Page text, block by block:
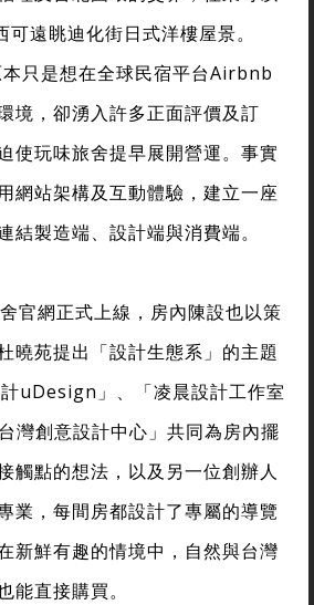
遠眺迪化街日式洋樓屋景。
只是想在全球民宿平台Airbnb
境，卻湧入許多正面評價及訂
使玩味旅舍提早展開營運。事實
網站架構及互動體驗，建立一座
結製造端、設計端與消費端。
官網正式上線，房內陳設也以策
曉苑提出「設計生態系」的主題
uDesign」、「凌晨設計工作室
灣創意設計中心」共同為房內擺
觸點的想法，以及另一位創辦人
業，每間房都設計了專屬的導覽
新鮮有趣的情境中，自然與台灣
能直接購買。